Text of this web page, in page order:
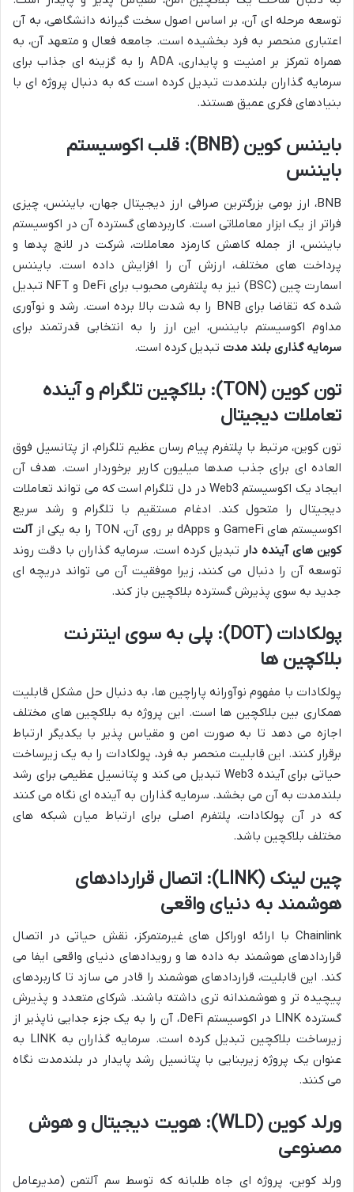
توسعه مرحله ای آن، بر اساس اصول سخت گیرانه دانشگاهی، به آن
اعتباری منحصر به فرد بخشیده است. جامعه فعال و متعهد آن، به
همراه تمرکز بر امنیت و پایداری، ADA را به گزینه ای جذاب برای
سرمایه گذاران بلندمدت تبدیل کرده است که به دنبال پروژه ای با
بنیادهای فکری عمیق هستند.
بایننس کوین (BNB): قلب اکوسیستم
بایننس
BNB، ارز بومی بزرگترین صرافی ارز دیجیتال جهان، بایننس، چیزی
فراتر از یک ابزار معاملاتی است. کاربردهای گسترده آن در اکوسیستم
بایننس، از جمله کاهش کارمزد معاملات، شرکت در لانچ پدها و
پرداخت های مختلف، ارزش آن را افزایش داده است. بایننس
اسمارت چین (BSC) نیز به پلتفرمی محبوب برای DeFi و NFT تبدیل
شده که تقاضا برای BNB را به شدت بالا برده است. رشد و نوآوری
مداوم اکوسیستم بایننس، این ارز را به انتخابی قدرتمند برای
سرمایه گذاری بلند مدت تبدیل کرده است.
تون کوین (TON): بلاکچین تلگرام و آینده
تعاملات دیجیتال
تون کوین، مرتبط با پلتفرم پیام رسان عظیم تلگرام، از پتانسیل فوق
العاده ای برای جذب صدها میلیون کاربر برخوردار است. هدف آن
ایجاد یک اکوسیستم Web3 در دل تلگرام است که می تواند تعاملات
دیجیتال را متحول کند. ادغام مستقیم با تلگرام و رشد سریع
اکوسیستم های GameFi و dApps بر روی آن، TON را به یکی از
آلت
کوین های آینده دار تبدیل کرده است. سرمایه گذاران با دقت روند
توسعه آن را دنبال می کنند، زیرا موفقیت آن می تواند دریچه ای
جدید به سوی پذیرش گسترده بلاکچین باز کند.
پولکادات (DOT): پلی به سوی اینترنت
بلاکچین ها
پولکادات با مفهوم نوآورانه پاراچین ها، به دنبال حل مشکل قابلیت
همکاری بین بلاکچین ها است. این پروژه به بلاکچین های مختلف
اجازه می دهد تا به صورت امن و مقیاس پذیر با یکدیگر ارتباط
برقرار کنند. این قابلیت منحصر به فرد، پولکادات را به یک زیرساخت
حیاتی برای آینده Web3 تبدیل می کند و پتانسیل عظیمی برای رشد
بلندمدت به آن می بخشد. سرمایه گذاران به آینده ای نگاه می کنند
که در آن پولکادات، پلتفرم اصلی برای ارتباط میان شبکه های
مختلف بلاکچین باشد.
چین لینک (LINK): اتصال قراردادهای
هوشمند به دنیای واقعی
Chainlink با ارائه اوراکل های غیرمتمرکز، نقش حیاتی در اتصال
قراردادهای هوشمند به داده ها و رویدادهای دنیای واقعی ایفا می
کند. این قابلیت، قراردادهای هوشمند را قادر می سازد تا کاربردهای
پیچیده تر و هوشمندانه تری داشته باشند. شرکای متعدد و پذیرش
گسترده LINK در اکوسیستم DeFi، آن را به یک جزء جدایی ناپذیر از
زیرساخت بلاکچین تبدیل کرده است. سرمایه گذاران به LINK به
عنوان یک پروژه زیربنایی با پتانسیل رشد پایدار در بلندمدت نگاه
می کنند.
ورلد کوین (WLD): هویت دیجیتال و هوش
مصنوعی
ورلد کوین، پروژه ای جاه طلبانه که توسط سم آلتمن (مدیرعامل